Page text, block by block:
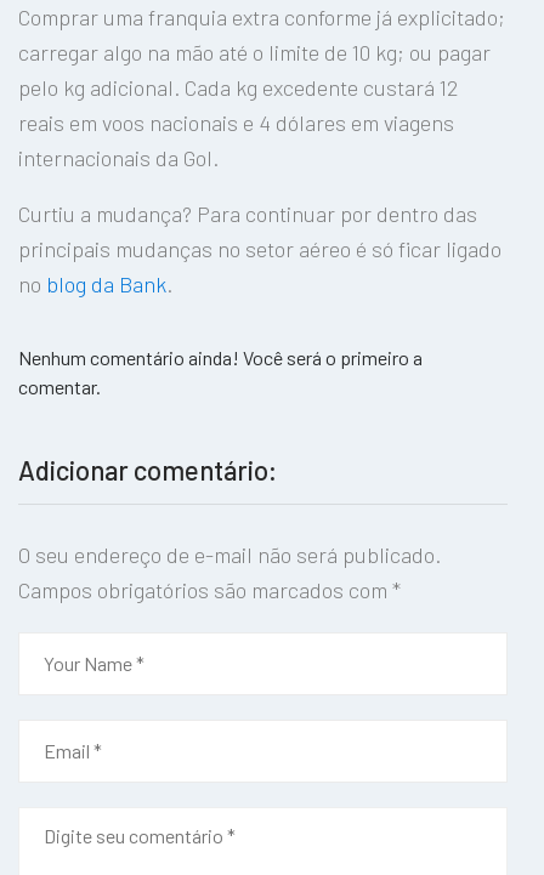
Comprar uma franquia extra conforme já explicitado;
carregar algo na mão até o limite de 10 kg; ou pagar
pelo kg adicional. Cada kg excedente custará 12
reais em voos nacionais e 4 dólares em viagens
internacionais da Gol.
Curtiu a mudança? Para continuar por dentro das
principais mudanças no setor aéreo é só ficar ligado
no blog da Bank.
Nenhum comentário ainda! Você será o primeiro a
comentar.
Adicionar comentário:
O seu endereço de e-mail não será publicado.
Campos obrigatórios são marcados com *